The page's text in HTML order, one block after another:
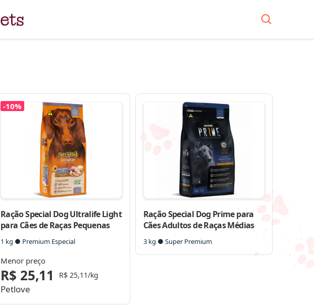
Ração Special Dog Ultralife Light
para Cães de Raças Pequenas
1 kg ● Premium Especial
Menor preço
R$ 25,11 R$ 25,11/kg
-10%
Petlove
Ração Special Dog Prime para
Cães Adultos de Raças Médias
3 kg ● Super Premium